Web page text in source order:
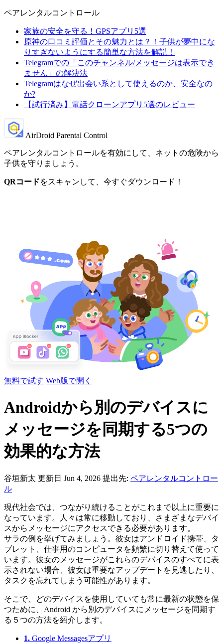
ペアレンタルコントロール
家族の安全を守る！GPSアプリ5選
原神の口コミ評価とその魅力とは？！子供が夢中にな
りすぎないようにする簡単な方法を解説！
Telegramでの「このチャンネル/メッセージは表示でき
ません」の解決法
Telegramはなぜ出会い系として使えるのか、安全なの
か?
【試行済み】電話クローンアプリ5選のレビュー
AirDroid Parental Control
ペアレンタルコントロールを有効にして、ネットの危険から
子供を守りましょう。
QRコードをスキャンして、今すぐダウンロード！
無料で試す Web版で開く
Androidから別のデバイスに
メッセージを同期する5つの
効果的な方法
谷垣新太 更新日 Jun 4, 2026 提出先: ペアレンタルコントロー
ル
現代社会では、つながり続けることがこれまで以上に重要に
なっています。人々は常に移動しており、さまざまなデバイ
スからメッセージにアクセスできる必要があります。
サラの例を挙げてみましょう。彼女はアンドロイド携帯、タ
ブレット、仕事用のコンピュータを頻繁に切り替えて使って
います。彼女のメッセージがこれらのデバイスのすべてに表
示されない場合、彼女は重要なアップデートを見逃したり、
タスクを忘れてしまう可能性があります。
そこで、どのデバイスを使用していても常に最新の状態を保
つために、Android から別のデバイスにメッセージを同期す
る５つの方法を紹介します。
1. Google Messagesアプリ